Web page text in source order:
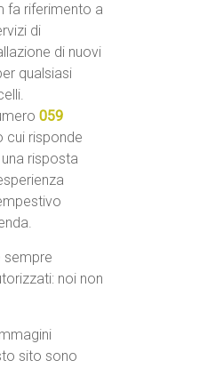
fa riferimento a
di
di nuovi
qualsiasi
059
cui risponde
risposta
sempre
noi non
sito sono